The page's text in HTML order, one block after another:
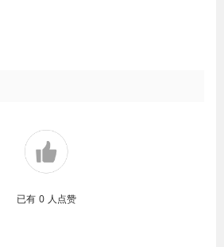
已有 0 人点赞